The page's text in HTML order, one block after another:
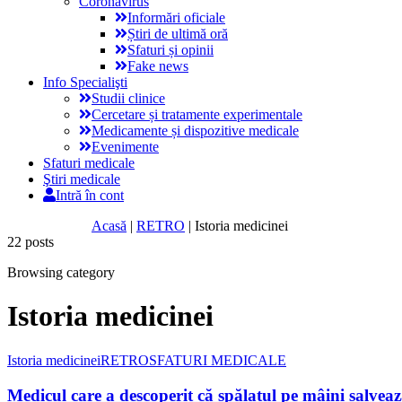
Informări oficiale
Știri de ultimă oră
Sfaturi și opinii
Fake news
Info Specialişti
Studii clinice
Cercetare și tratamente experimentale
Medicamente și dispozitive medicale
Evenimente
Sfaturi medicale
Ştiri medicale
Intră în cont
Acasă | RETRO | Istoria medicinei
22 posts
Browsing category
Istoria medicinei
Istoria medicineiRETROSFATURI MEDICALE
Medicul care a descoperit că spălatul pe mâini